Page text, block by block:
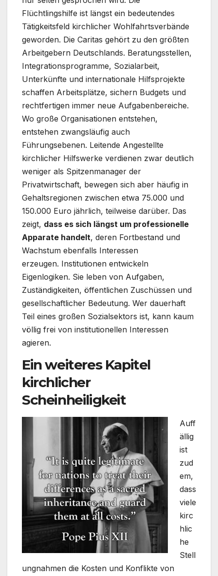
Flüchtlingshilfe ist längst ein bedeutendes
Tätigkeitsfeld kirchlicher Wohlfahrtsverbände
geworden. Die Caritas gehört zu den größten
Arbeitgebern Deutschlands. Beratungsstellen,
Integrationsprogramme, Sozialarbeit,
Unterkünfte und internationale Hilfsprojekte
schaffen Arbeitsplätze, sichern Budgets und
rechtfertigen immer neue Aufgabenbereiche.
Wo große Organisationen entstehen,
entstehen zwangsläufig auch
Führungsebenen. Leitende Angestellte
kirchlicher Hilfswerke verdienen zwar deutlich
weniger als Spitzenmanager der
Privatwirtschaft, bewegen sich aber häufig in
Gehaltsregionen zwischen etwa 75.000 und
150.000 Euro jährlich, teilweise darüber. Das
zeigt, dass es sich längst um professionelle
Apparate handelt, deren Fortbestand und
Wachstum ebenfalls Interessen
erzeugen. Institutionen entwickeln
Eigenlogiken. Sie leben von Aufgaben,
Zuständigkeiten, öffentlichen Zuschüssen und
gesellschaftlicher Bedeutung. Wer dauerhaft
Teil eines großen Sozialsektors ist, kann kaum
völlig frei von institutionellen Interessen
agieren.
Ein weiteres Kapitel
kirchlicher
Scheinheiligkeit
Auff
ällig
ist
zud
em,
dass
viele
kirc
hlic
he
Stell
ungnahmen die Kosten und Konflikte von